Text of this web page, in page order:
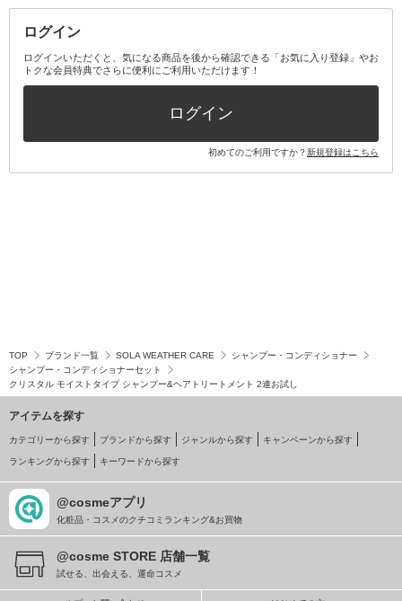
その他オーラルケア
ボディケアキット
その他キット・セット
ログイン
ログインいただくと、気になる商品を後から確認できる「お気に入り登録」やお
トクな会員特典でさらに便利にご利用いただけます！
ログイン
初めてのご利用ですか？新規登録はこちら
TOP ブランド一覧 SOLA WEATHER CARE
シャンプー・コンディショナー
シャンプー・コンディショナーセット
クリスタル モイストタイプ シャンプー&ヘアトリートメント 2連お試し
アイテムを探す
カテゴリーから探す ブランドから探す ジャンルから探す キャンペーンから探す
ランキングから探す キーワードから探す
@cosmeアプリ
化粧品・コスメのクチコミランキング&お買物
@cosme STORE 店舗一覧
試せる、出会える、運命コスメ